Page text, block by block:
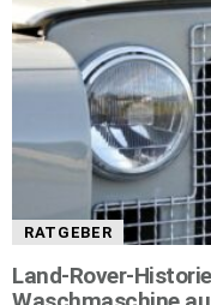
RATGEBER
Land-Rover-